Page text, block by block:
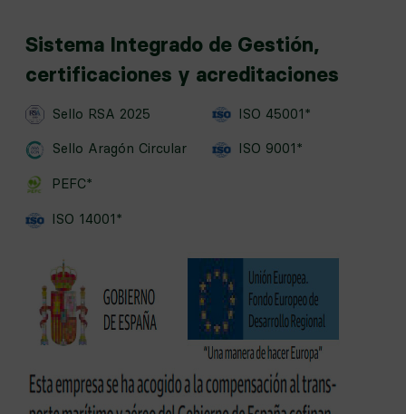
Sistema Integrado de Gestión,
certificaciones y acreditaciones
Sello RSA 2025
Sello Aragón Circular
PEFC*
ISO 14001*
ISO 45001*
ISO 9001*